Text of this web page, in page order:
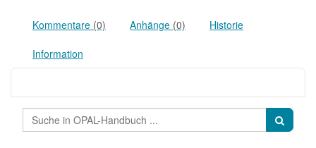
Kommentare (0) Anhänge (0) Historie
Information